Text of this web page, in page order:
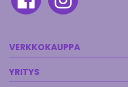
VERKKOKAUPPA
YRITYS